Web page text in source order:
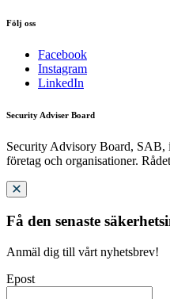
Följ oss
Facebook
Instagram
LinkedIn
Security Adviser Board
Security Advisory Board, SAB,
företag och organisationer.
Få den senaste
Anmäl dig till vårt nyhetsbrev!
Epost